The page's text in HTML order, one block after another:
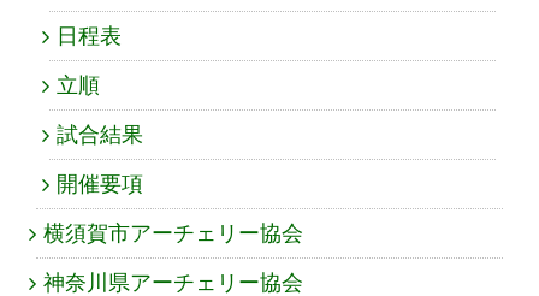
日程表
立順
試合結果
開催要項
横須賀市アーチェリー協会
神奈川県アーチェリー協会